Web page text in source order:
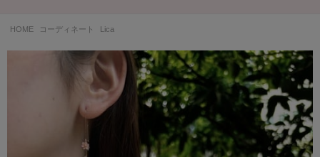
HOME コーディネート Lica